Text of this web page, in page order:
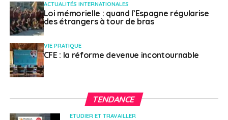
ACTUALITÉS INTERNATIONALES
Loi mémorielle : quand l’Espagne régularise
des étrangers à tour de bras
VIE PRATIQUE
CFE : la réforme devenue incontournable
TENDANCE
ETUDIER ET TRAVAILLER